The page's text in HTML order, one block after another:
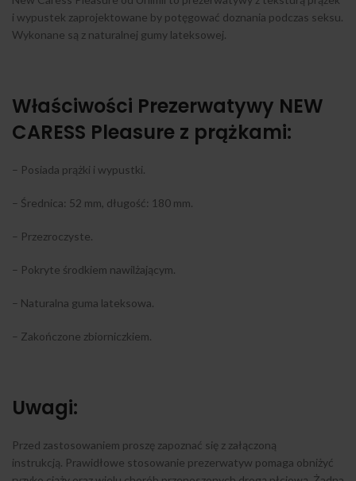
i wypustek zaprojektowane by potęgować doznania podczas seksu.
Wykonane są z naturalnej gumy lateksowej.
Właściwości Prezerwatywy NEW
CARESS Pleasure z prążkami:
– Posiada prążki i wypustki.
– Średnica: 52 mm, długość: 180 mm.
– Przezroczyste.
– Pokryte środkiem nawilżającym.
– Naturalna guma lateksowa.
– Zakończone zbiorniczkiem.
Uwagi:
Przed zastosowaniem proszę zapoznać się z załączoną
instrukcją. Prawidłowe stosowanie prezerwatyw pomaga obniżyć